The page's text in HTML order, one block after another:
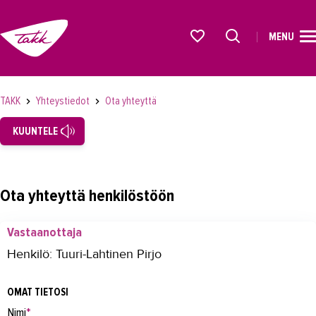
OPISKELIJAKSI
YRITYKSILLE
OMA TAKK
MENU
TAKK Yhteystiedot Ota yhteyttä
KUUNTELE
Ota yhteyttä henkilöstöön
Vastaanottaja
Henkilö: Tuuri-Lahtinen Pirjo
OMAT TIETOSI
Nimi*